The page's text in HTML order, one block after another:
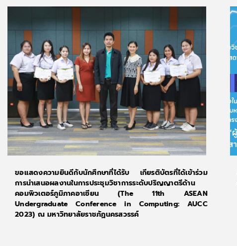
ขอแสดงความยินดีกับนักศึกษาที่ได้รับ เกียรติบัตรที่ได้เข้าร่วม
การนำเสนอผลงานในการประชุมวิชาการระดับปริญญาตรีด้าน
คอมพิวเตอร์ภูมิภาคอาเซียน (The 11th ASEAN
Undergraduate Conference in Computing: AUCC
2023) ณ มหาวิทยาลัยราชภัฏนครสวรรค์